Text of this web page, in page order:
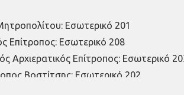
Εσωτερικό 201
Επίτροπος: Εσωτερικό 208
Αρχιερατικός Επίτροπος: Εσωτερικό
Βοστίτσης: Εσωτερικό 202